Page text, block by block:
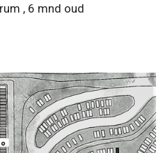
, 6 mnd oud